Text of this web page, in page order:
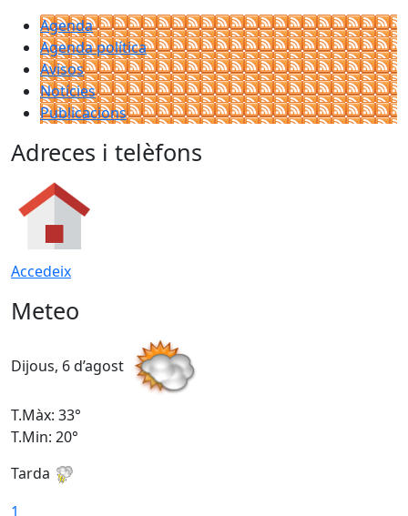
Agenda
Agenda política
Avisos
Notícies
Publicacions
Adreces i telèfons
Accedeix
Meteo
Dijous, 6 d’agost
T.Màx: 33°
T.Min: 20°
Tarda
1